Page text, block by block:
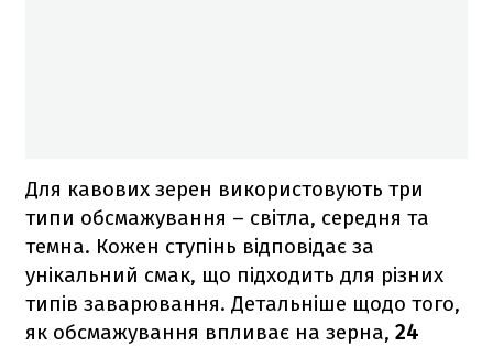
Для кавових зерен використовують три
типи обсмажування – світла, середня та
темна. Кожен ступінь відповідає за
унікальний смак, що підходить для різних
типів заварювання. Детальніше щодо того,
як обсмажування впливає на зерна, 24